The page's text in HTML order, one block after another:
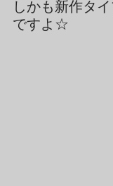
しかも新作タ
ですよ☆